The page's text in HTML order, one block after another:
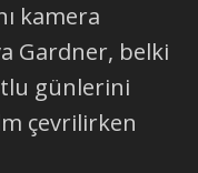
kamera
Gardner, belki
günlerini
çevrilirken